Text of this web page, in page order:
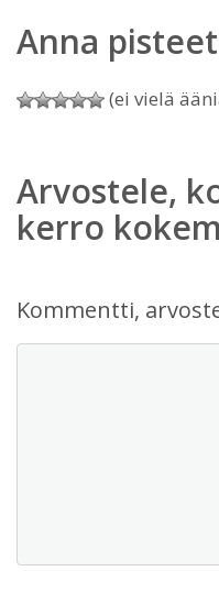
Anna pisteet
(ei vielä
Arvostele,
kerro
Kommentti,